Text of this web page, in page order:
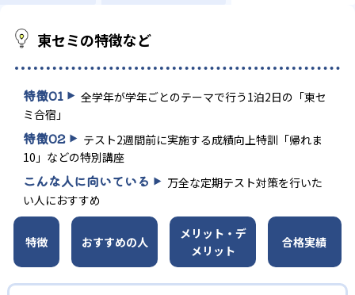
東セミの特徴など
特徴01
全学年が学年ごとのテーマで行う1泊2日の「東セ
ミ合宿」
特徴02
テスト2週間前に実施する成績向上特訓「帰れま
10」などの特別講座
こんな人に向いている
万全な定期テスト対策を行いた
い人におすすめ
特徴 おすすめの人
メリット・デ
メリット
合格実績